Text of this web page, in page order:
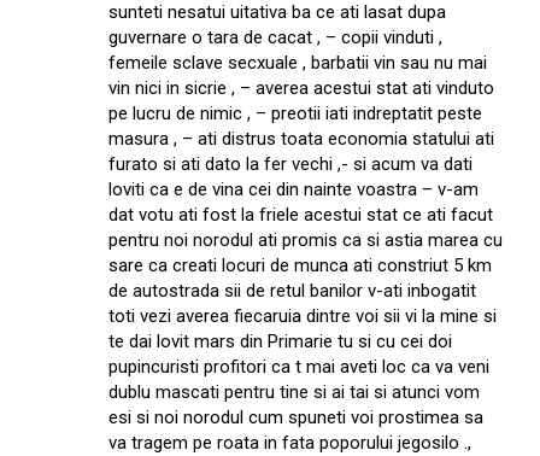
sunteti nesatui uitativa ba ce ati lasat dupa
guvernare o tara de cacat , – copii vinduti ,
femeile sclave secxuale , barbatii vin sau nu mai
vin nici in sicrie , – averea acestui stat ati vinduto
pe lucru de nimic , – preotii iati indreptatit peste
masura , – ati distrus toata economia statului ati
furato si ati dato la fer vechi ,- si acum va dati
loviti ca e de vina cei din nainte voastra – v-am
dat votu ati fost la friele acestui stat ce ati facut
pentru noi norodul ati promis ca si astia marea cu
sare ca creati locuri de munca ati constriut 5 km
de autostrada sii de retul banilor v-ati inbogatit
toti vezi averea fiecaruia dintre voi sii vi la mine si
te dai lovit mars din Primarie tu si cu cei doi
pupincuristi profitori ca t mai aveti loc ca va veni
dublu mascati pentru tine si ai tai si atunci vom
esi si noi norodul cum spuneti voi prostimea sa
va tragem pe roata in fata poporului jegosilo .,